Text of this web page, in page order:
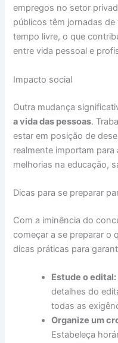
empregos no setor
públicos têm jornadas
tempo livre, o que
entre vida pessoal e
Impacto social
Outra mudança
a vida das pessoas.
estar em posição de
realmente importam
melhorias na educação,
Dicas para se preparar
Com a iminência do
começar a se preparar o
dicas práticas para
Estude o edital:
detalhes do
todas as
Organize um
Estabeleça